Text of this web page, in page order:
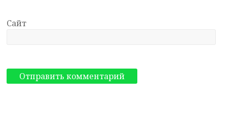
Сайт